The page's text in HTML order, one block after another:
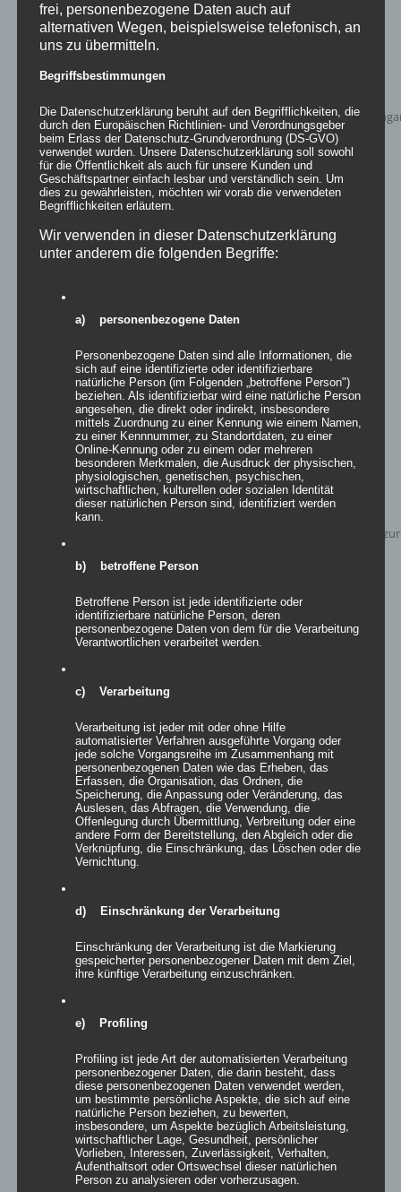
Inflatables AIRRAINBOW
Details
zur Wunschliste
Details
zur Wunschliste
Inflatables AIRFLOWER
Details
frei, personenbezogene Daten auch auf
alternativen Wegen, beispielsweise telefonisch, an
uns zu übermitteln.
Begriffsbestimmungen
Die Datenschutzerklärung beruht auf den Begrifflichkeiten, die
durch den Europäischen Richtlinien- und Verordnungsgeber
beim Erlass der Datenschutz-Grundverordnung (DS-GVO)
verwendet wurden. Unsere Datenschutzerklärung soll sowohl
für die Öffentlichkeit als auch für unsere Kunden und
Geschäftspartner einfach lesbar und verständlich sein. Um
dies zu gewährleisten, möchten wir vorab die verwendeten
Begrifflichkeiten erläutern.
Wir verwenden in dieser Datenschutzerklärung
unter anderem die folgenden Begriffe:
a) personenbezogene Daten
Personenbezogene Daten sind alle Informationen, die
sich auf eine identifizierte oder identifizierbare
natürliche Person (im Folgenden „betroffene Person")
beziehen. Als identifizierbar wird eine natürliche Person
angesehen, die direkt oder indirekt, insbesondere
mittels Zuordnung zu einer Kennung wie einem Namen,
zu einer Kennnummer, zu Standortdaten, zu einer
Online-Kennung oder zu einem oder mehreren
besonderen Merkmalen, die Ausdruck der physischen,
physiologischen, genetischen, psychischen,
wirtschaftlichen, kulturellen oder sozialen Identität
dieser natürlichen Person sind, identifiziert werden
kann.
b) betroffene Person
Betroffene Person ist jede identifizierte oder
identifizierbare natürliche Person, deren
personenbezogene Daten von dem für die Verarbeitung
Verantwortlichen verarbeitet werden.
c) Verarbeitung
Verarbeitung ist jeder mit oder ohne Hilfe
automatisierter Verfahren ausgeführte Vorgang oder
jede solche Vorgangsreihe im Zusammenhang mit
personenbezogenen Daten wie das Erheben, das
Erfassen, die Organisation, das Ordnen, die
Speicherung, die Anpassung oder Veränderung, das
Auslesen, das Abfragen, die Verwendung, die
Offenlegung durch Übermittlung, Verbreitung oder eine
andere Form der Bereitstellung, den Abgleich oder die
Verknüpfung, die Einschränkung, das Löschen oder die
Vernichtung.
d) Einschränkung der Verarbeitung
Einschränkung der Verarbeitung ist die Markierung
gespeicherter personenbezogener Daten mit dem Ziel,
ihre künftige Verarbeitung einzuschränken.
e) Profiling
Profiling ist jede Art der automatisierten Verarbeitung
personenbezogener Daten, die darin besteht, dass
diese personenbezogenen Daten verwendet werden,
um bestimmte persönliche Aspekte, die sich auf eine
natürliche Person beziehen, zu bewerten,
insbesondere, um Aspekte bezüglich Arbeitsleistung,
wirtschaftlicher Lage, Gesundheit, persönlicher
Vorlieben, Interessen, Zuverlässigkeit, Verhalten,
Aufenthaltsort oder Ortswechsel dieser natürlichen
Person zu analysieren oder vorherzusagen.